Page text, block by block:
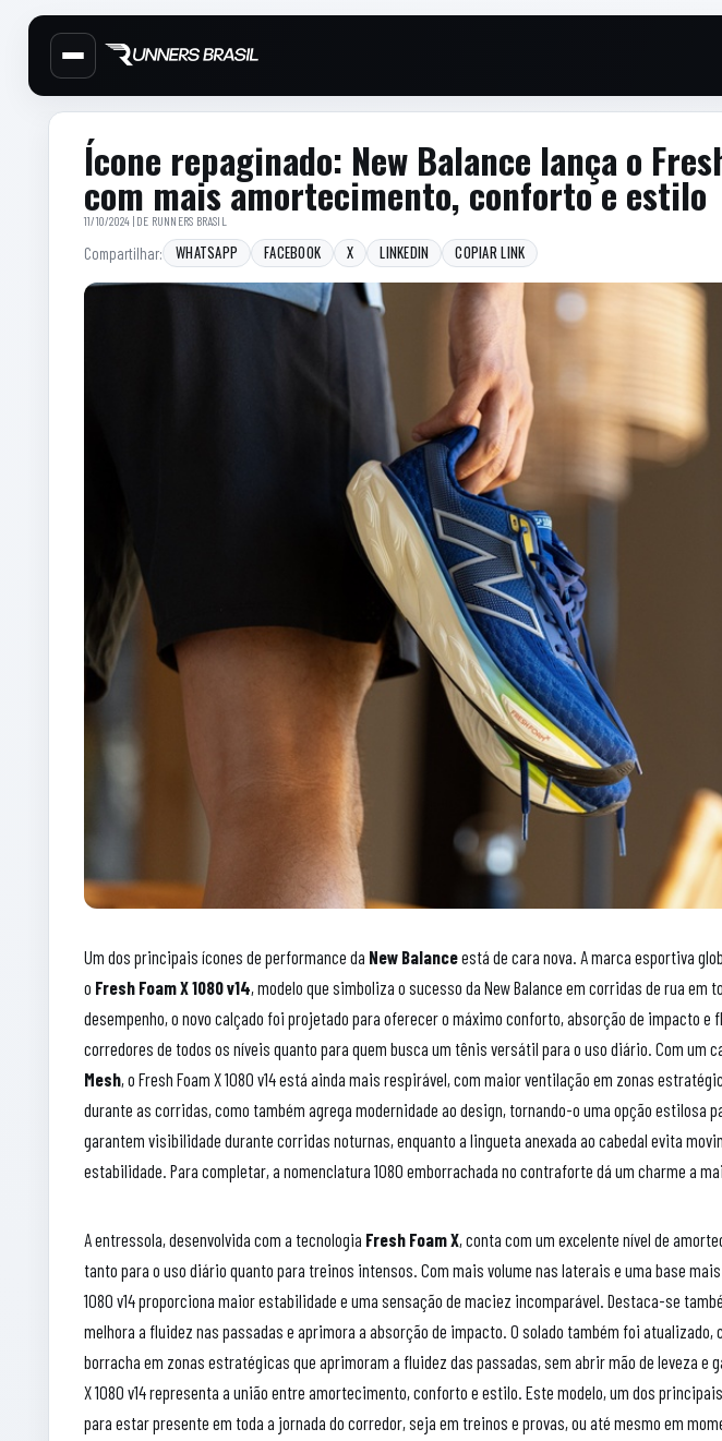
Cabecalho do site
Menu lateral de secoes
Conteudo principal
Conteudo principal
Ícone repaginado: New Balance lança o
com mais amortecimento, conforto e estilo
11/10/2024 | DE RUNNERS BRASIL
Compartilhar: WHATSAPP FACEBOOK X LINKEDIN COPIAR LINK
Um dos principais ícones de performance da New Balanceestá de cara nova. A marca esportiva
o Fresh Foam X 1080 v14, modelo que simboliza o sucesso da New Balance em corridas de rua em
desempenho, o novo calçado foi projetado para oferecer o máximo conforto, absorção de impacto e
corredores de todos os níveis quanto para quem busca um tênis versátil para o uso diário. Com um
Mesh, o Fresh Foam X 1080 v14 está ainda mais respirável, com maior ventilação em zonas
durante as corridas, como também agrega modernidade ao design, tornando-o uma opção estilosa
garantem visibilidade durante corridas noturnas, enquanto a lingueta anexada ao cabedal evita
estabilidade. Para completar, a nomenclatura 1080 emborrachada no contraforte dá um charme a
A entressola, desenvolvida com a tecnologia Fresh Foam X, conta com um excelente nível de
tanto para o uso diário quanto para treinos intensos. Com mais volume nas laterais e uma base
1080 v14 proporciona maior estabilidade e uma sensação de maciez incomparável. Destaca-se
melhora a fluidez nas passadas e aprimora a absorção de impacto. O solado também foi
borracha em zonas estratégicas que aprimoram a fluidez das passadas, sem abrir mão de leveza e
X 1080 v14 representa a união entre amortecimento, conforto e estilo. Este modelo, um dos
para estar presente em toda a jornada do corredor, seja em treinos e provas, ou até mesmo em
Barra lateral